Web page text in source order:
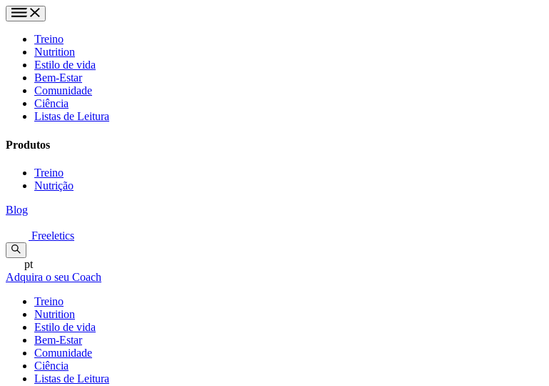
Treino
Nutrition
Estilo de vida
Bem-Estar
Comunidade
Ciência
Listas de Leitura
Produtos
Treino
Nutrição
Blog
Freeletics
pt
Adquira o seu Coach
Treino
Nutrition
Estilo de vida
Bem-Estar
Comunidade
Ciência
Listas de Leitura